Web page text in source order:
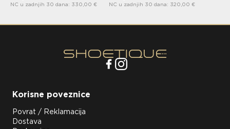
NC u zadnjih 30 dana: 330,00 € NC u zadnjih 30 dana: 320,00 €
Korisne poveznice
Povrat / Reklamacija
Dostava